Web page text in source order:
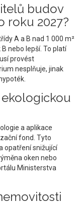
budov
roku 2027?
A a B nad 1 000 m²
nebo lepší. To platí
provést
nesplňuje, jinak
ekologickou
a aplikace
fond. Tyto
opatření snižující
oken nebo
Ministerstva